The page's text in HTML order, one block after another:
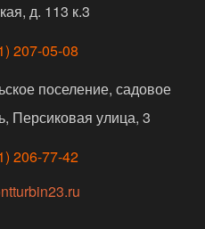
д. 113 к.3
207-05-08
поселение, садовое
Персиковая улица, 3
206-77-42